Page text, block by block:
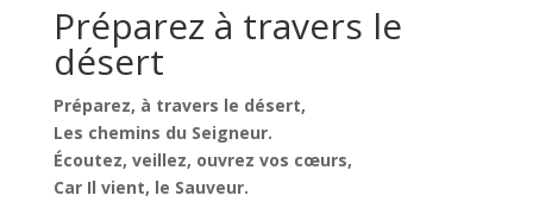
Préparez à travers le
désert
Préparez, à travers le désert,
Les chemins du Seigneur.
Écoutez, veillez, ouvrez vos cœurs,
Car Il vient, le Sauveur.